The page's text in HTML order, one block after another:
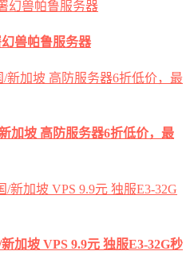
兽帕鲁服务器
加坡 高防服务器6折低价，最
加坡 VPS 9.9元 独服E3-32G秒